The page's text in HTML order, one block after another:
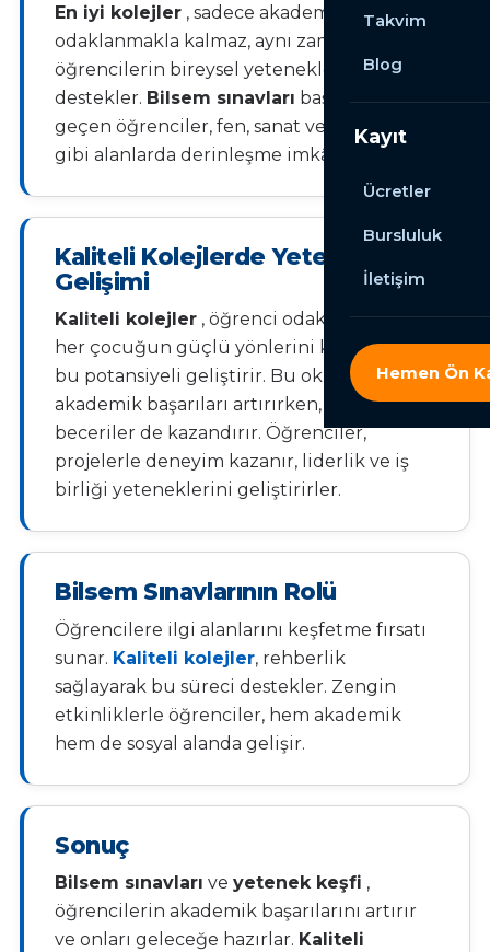
Takvim
Blog
Kayıt
Ücretler
Bursluluk
İletişim
Hemen Ön
En iyi kolejler , sadece akademik başarıya
odaklanmakla kalmaz, aynı zamanda
öğrencilerin bireysel yeteneklerini de
destekler. Bilsem sınavları başarıyla
geçen öğrenciler, fen, sanat ve matematik
gibi alanlarda derinleşme imkânı bulurlar.
Kaliteli Kolejlerde Yetenek
Gelişimi
Kaliteli kolejler , öğrenci odaklı eğitimle,
her çocuğun güçlü yönlerini keşfeder ve
bu potansiyeli geliştirir. Bu okullar,
akademik başarıları artırırken, sosyal
beceriler de kazandırır. Öğrenciler,
projelerle deneyim kazanır, liderlik ve iş
birliği yeteneklerini geliştirirler.
Bilsem Sınavlarının Rolü
Öğrencilere ilgi alanlarını keşfetme fırsatı
sunar. Kaliteli kolejler, rehberlik
sağlayarak bu süreci destekler. Zengin
etkinliklerle öğrenciler, hem akademik
hem de sosyal alanda gelişir.
Sonuç
Bilsem sınavları ve yetenek keşfi ,
öğrencilerin akademik başarılarını artırır
ve onları geleceğe hazırlar. Kaliteli